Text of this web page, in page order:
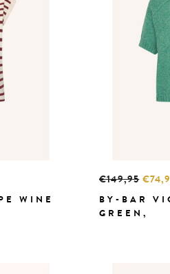
WINE
€149,95
BY-BAR
GREEN,